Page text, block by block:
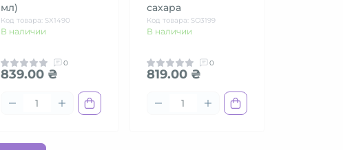
мл)
Код товара: SX1490
В наличии
0
839.00 ₴
сахара
Код товара: SO3199
В наличии
0
819.00 ₴